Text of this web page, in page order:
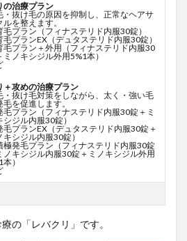
の治療プラン
・抜け毛の原因を抑制し、正常なヘアサ
ルを整えます。
毛プラン（フィナステリド内服30錠）
毛プランEX（デュタステリド内服30錠）
毛プラン＋外用（フィナステリド内服30
ミノキシジル外用5%1本）
＋攻めの治療プラン
・抜け毛対策をしながら、太く・強い毛
毛を促進します。
毛プラン（フィナステリド内服30錠＋ミ
シジル内服30錠）
毛プランEX（デュタステリド内服30錠＋
キシジル内服30錠）
極発毛プラン（フィナステリド内服30錠
ノキシジル内服30錠＋ミノキシジル外用
）
の「レバクリ」です。